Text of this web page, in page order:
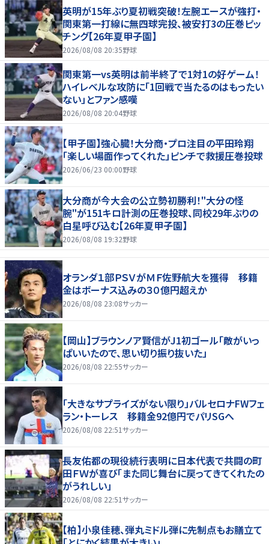
英明が15年ぶり夏初戦突破！左腕エースが強打・
関東第一打線に無四球完投、被安打3の圧巻ピッ
チング【26年夏甲子園】
2026/08/08 20:35野球
関東第一vs英明は前半終了で1対1の好ゲーム！
ハイレベルな攻防に「1回戦で当たるのはもったい
ない」とファン感嘆
2026/08/08 20:04野球
【甲子園】強心臓！大分商・プロ注目の平田玲翔
「楽しい場面作ってくれた」ピンチで救援圧巻投球
2026/06/23 00:00野球
大分商が今大会の公立勢初勝利！"大分の怪
腕"が151キロ計測の圧巻投球、同校29年ぶりの
白星呼び込む【26年夏甲子園】
2026/08/08 19:32野球
オランダ１部ＰＳＶがＭＦ佐野航大を獲得 移籍
金はボーナス込みの３０億円超えか
2026/08/08 23:08サッカー
【岡山】ブラウンノア賢信がJ1初ゴール「敵がいっ
ぱいいたので、思い切り振り抜いた」
2026/08/08 22:55サッカー
「大きなサプライズがない限り」バルセロナFWフェ
ラン・トーレス 移籍金92億円でパリSGへ
2026/08/08 22:51サッカー
長友佑都の現役続行表明に日本代表で共闘の町
田ＦＷが喜び「また同じ舞台に戻ってきてくれたの
がうれしい」
2026/08/08 22:51サッカー
【柏】小泉佳穂、弾丸ミドル弾に先制点もお膳立て